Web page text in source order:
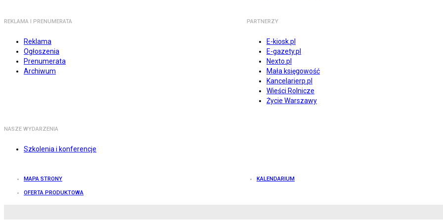
REKLAMA I PRENUMERATA
Reklama
Ogłoszenia
Prenumerata
Archiwum
PARTNERZY
E-kiosk.pl
E-gazety.pl
Nexto.pl
Mała księgowość
Kancelarierp.pl
Wieści Rolnicze
Życie Warszawy
NASZE WYDARZENIA
Szkolenia i konferencje
MAPA STRONY KALENDARIUM
OFERTA PRODUKTOWA